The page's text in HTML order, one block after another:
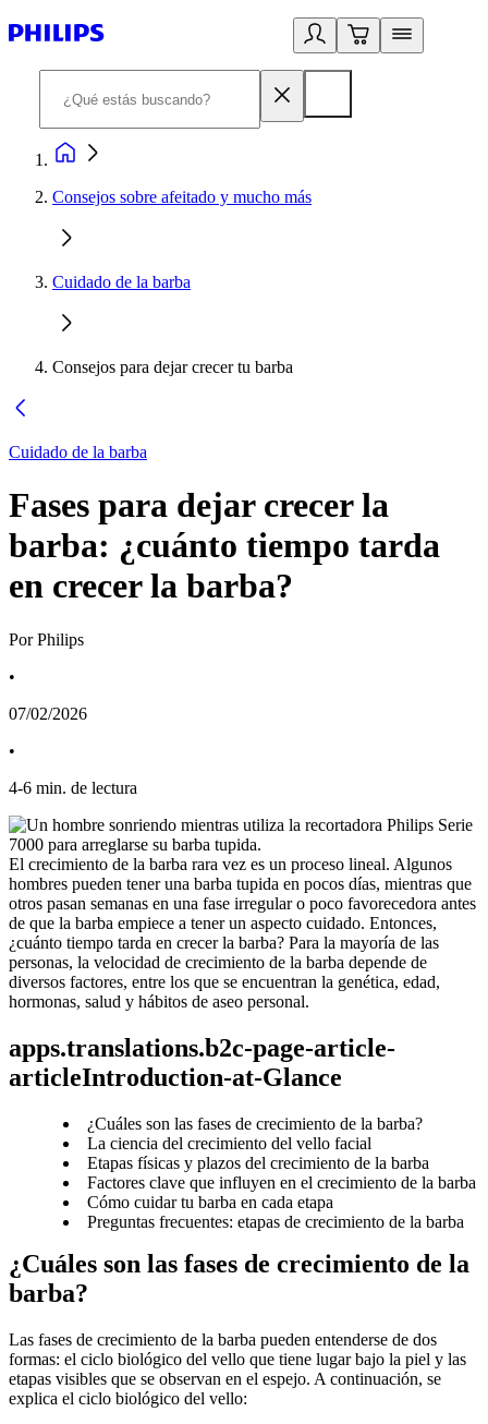
Consejos sobre afeitado y mucho más
Cuidado de la barba
Consejos para dejar crecer tu barba
Cuidado de la barba
Fases para dejar crecer la
barba: ¿cuánto tiempo tarda
en crecer la barba?
Por Philips
•
07/02/2026
•
4-6 min. de lectura
El crecimiento de la barba rara vez es un proceso lineal. Algunos
hombres pueden tener una barba tupida en pocos días, mientras que
otros pasan semanas en una fase irregular o poco favorecedora antes
de que la barba empiece a tener un aspecto cuidado. Entonces,
¿cuánto tiempo tarda en crecer la barba? Para la mayoría de las
personas, la velocidad de crecimiento de la barba depende de
diversos factores, entre los que se encuentran la genética, edad,
hormonas, salud y hábitos de aseo personal.
apps.translations.b2c-page-article-
articleIntroduction-at-Glance
¿Cuáles son las fases de crecimiento de la barba?
La ciencia del crecimiento del vello facial
Etapas físicas y plazos del crecimiento de la barba
Factores clave que influyen en el crecimiento de la barba
Cómo cuidar tu barba en cada etapa
Preguntas frecuentes: etapas de crecimiento de la barba
¿Cuáles son las fases de crecimiento de la
barba?
Las fases de crecimiento de la barba pueden entenderse de dos
formas: el ciclo biológico del vello que tiene lugar bajo la piel y las
etapas visibles que se observan en el espejo. A continuación, se
explica el ciclo biológico del vello: